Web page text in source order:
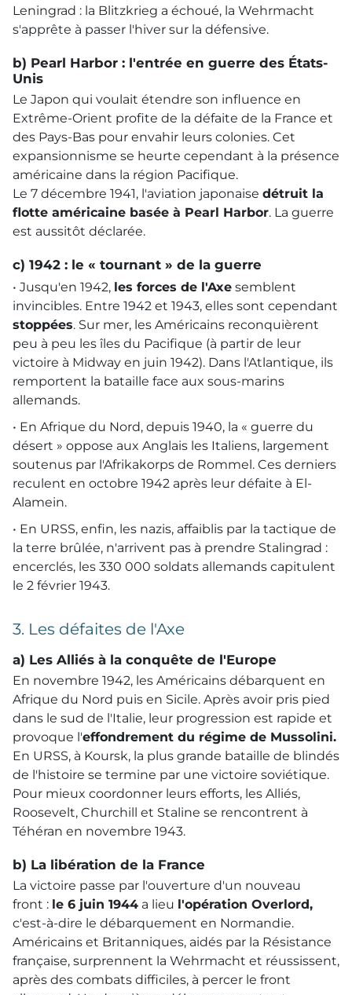
Leningrad : la Blitzkrieg a échoué, la Wehrmacht
s'apprête à passer l'hiver sur la défensive.
b) Pearl Harbor : l'entrée en guerre des États-
Unis
Le Japon qui voulait étendre son influence en
Extrême-Orient profite de la défaite de la France et
des Pays-Bas pour envahir leurs colonies. Cet
expansionnisme se heurte cependant à la présence
américaine dans la région Pacifique.
Le 7 décembre 1941, l'aviation japonaise détruit la
flotte américaine basée à Pearl Harbor. La guerre
est aussitôt déclarée.
c) 1942 : le « tournant » de la guerre
• Jusqu'en 1942, les forces de l'Axe semblent
invincibles. Entre 1942 et 1943, elles sont cependant
stoppées. Sur mer, les Américains reconquièrent
peu à peu les îles du Pacifique (à partir de leur
victoire à Midway en juin 1942). Dans l'Atlantique, ils
remportent la bataille face aux sous-marins
allemands.
• En Afrique du Nord, depuis 1940, la « guerre du
désert » oppose aux Anglais les Italiens, largement
soutenus par l'Afrikakorps de Rommel. Ces derniers
reculent en octobre 1942 après leur défaite à El-
Alamein.
• En URSS, enfin, les nazis, affaiblis par la tactique de
la terre brûlée, n'arrivent pas à prendre Stalingrad :
encerclés, les 330 000 soldats allemands capitulent
le 2 février 1943.
3. Les défaites de l'Axe
a) Les Alliés à la conquête de l'Europe
En novembre 1942, les Américains débarquent en
Afrique du Nord puis en Sicile. Après avoir pris pied
dans le sud de l'Italie, leur progression est rapide et
provoque l'effondrement du régime de Mussolini.
En URSS, à Koursk, la plus grande bataille de blindés
de l'histoire se termine par une victoire soviétique.
Pour mieux coordonner leurs efforts, les Alliés,
Roosevelt, Churchill et Staline se rencontrent à
Téhéran en novembre 1943.
b) La libération de la France
La victoire passe par l'ouverture d'un nouveau
front : le 6 juin 1944 a lieu l'opération Overlord,
c'est-à-dire le débarquement en Normandie.
Américains et Britanniques, aidés par la Résistance
française, surprennent la Wehrmacht et réussissent,
après des combats difficiles, à percer le front